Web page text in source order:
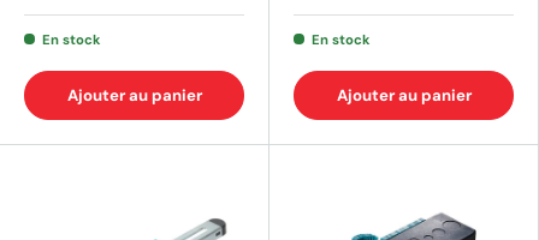
En stock
Ajouter au panier
En stock
Ajouter au panier